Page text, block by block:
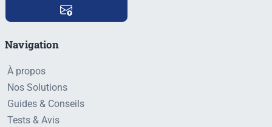
Navigation
À propos
Nos Solutions
Guides & Conseils
Tests & Avis